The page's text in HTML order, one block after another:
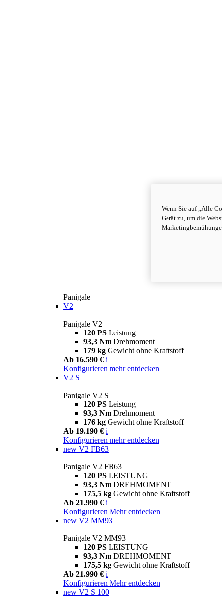
Panigale
V2
Panigale V2
120 PS Leistung
93,3 Nm Drehmoment
179 kg Gewicht ohne Kraftstoff
Ab 16.590 € i
Konfigurieren mehr entdecken
V2 S
Panigale V2 S
120 PS Leistung
93,3 Nm Drehmoment
176 kg Gewicht ohne Kraftstoff
Ab 19.190 € i
Konfigurieren mehr entdecken
new V2 FB63
Panigale V2 FB63
120 PS LEISTUNG
93,3 Nm DREHMOMENT
175,5 kg Gewicht ohne Kraftstoff
Ab 21.990 € i
Konfigurieren Mehr entdecken
new V2 MM93
Panigale V2 MM93
120 PS LEISTUNG
93,3 Nm DREHMOMENT
175,5 kg Gewicht ohne Kraftstoff
Ab 21.990 € i
Konfigurieren Mehr entdecken
new V2 S 100
Wenn Sie auf „Alle
Gerät zu, um die